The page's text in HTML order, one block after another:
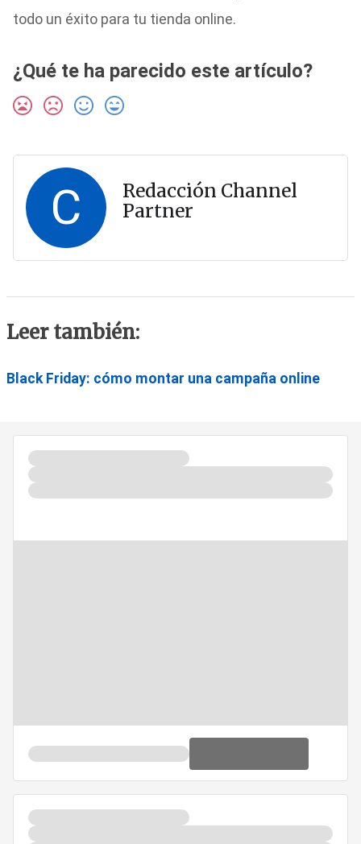
todo un éxito para tu tienda online.
¿Qué te ha parecido este artículo?
C
Redacción Channel
Partner
Leer también:
Black Friday: cómo montar una campaña online